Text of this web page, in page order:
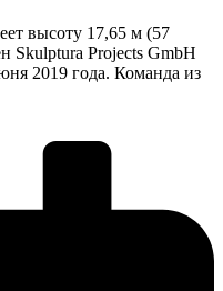
высоту 17,65 м (57
Skulptura Projects GmbH
2019 года. Команда из